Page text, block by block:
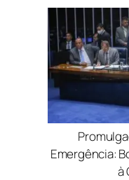
Emergência:
à